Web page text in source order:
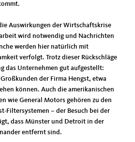
Auswirkungen der Wirtschaftskrise
wird notwendig und Nachrichten
werden hier natürlich mit
verfolgt. Trotz dieser Rückschläge
das Unternehmen gut aufgestellt:
der Firma Hengst, etwa
können. Auch die amerikanischen
wie General Motors gehören zu den
Filtersystemen – der Besuch bei der
dass Münster und Detroit in der
entfernt sind.